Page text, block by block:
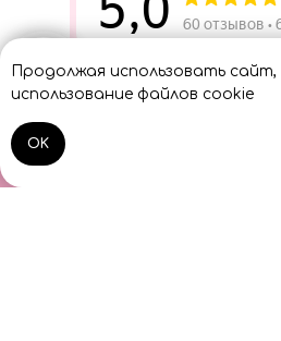
Home
Продолжая использовать
использование файлов cookie
OK
Консультант